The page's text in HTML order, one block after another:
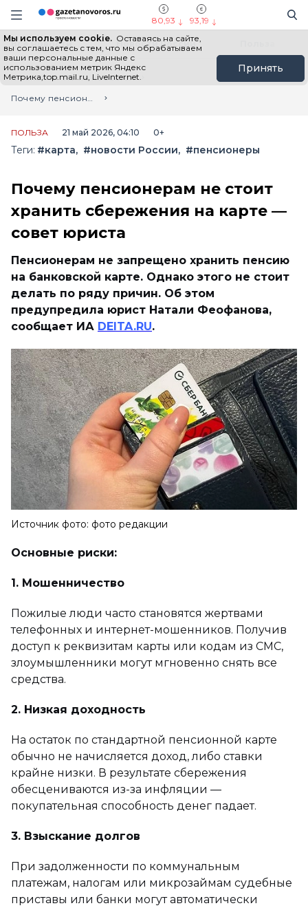
Информационный портал "ГазетаНоворос.ру"
Навигация сайта
80,93 93,19
Мы используем cookie. Оставаясь на сайте,
вы соглашаетесь с тем, что мы обрабатываем
ваши персональные данные с
использованием метрик Яндекс
Метрика,top.mail.ru, LiveInternet.
Принять
Все новости Новости России
Главная
Лента новостей
Почему пенсионерам не стоит хранить сбережения на карте — совет юриста
ПОЛЬЗА 21 май 2026, 04:10 0+
Теги: #карта #новости России #пенсионеры
Почему пенсионерам не стоит
хранить сбережения на карте —
совет юриста
Пенсионерам не запрещено хранить пенсию
на банковской карте. Однако этого не стоит
делать по ряду причин. Об этом
предупредила юрист Натали Феофанова,
сообщает ИА DEITA.RU.
Источник фото: фото редакции
Основные риски:
1. Мошенничество
Пожилые люди часто становятся жертвами
телефонных и интернет-мошенников. Получив
доступ к реквизитам карты или кодам из СМС,
злоумышленники могут мгновенно снять все
средства.
2. Низкая доходность
На остаток по стандартной пенсионной карте
обычно не начисляется доход, либо ставки
крайне низки. В результате сбережения
обесцениваются из-за инфляции —
покупательная способность денег падает.
3. Взыскание долгов
При задолженности по коммунальным
платежам, налогам или микрозаймам судебные
приставы или банки могут автоматически